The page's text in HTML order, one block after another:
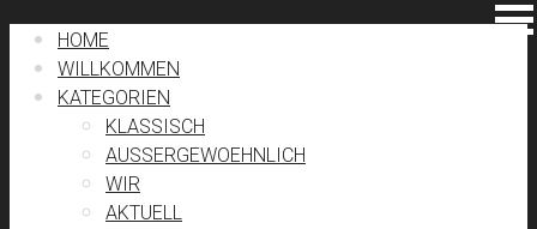
HOME
WILLKOMMEN
KATEGORIEN
KLASSISCH
AUSSERGEWOEHNLICH
WIR
AKTUELL